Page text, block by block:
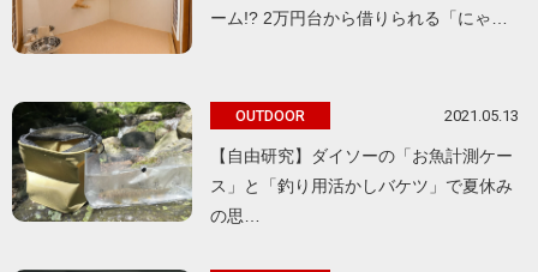
ーム!? 2万円台から借りられる「にゃ…
OUTDOOR 2021.05.13
【自由研究】ダイソーの「お魚計測ケー
ス」と「釣り用活かしバケツ」で夏休み
の思…